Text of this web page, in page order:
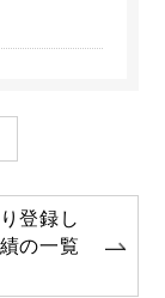
登録し
の一覧